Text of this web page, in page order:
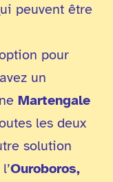
peuvent être
pour
un
Martengale
les deux
solution
Ouroboros,